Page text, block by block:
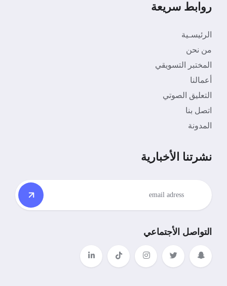
روابط سريعة
الرئيسـية
من نحن
المختبر التسويقي
أعمالنا
التعليق الصوتي
اتصل بنا
المدونة
نشرتنا الأخبارية
التواصل الأجتماعي